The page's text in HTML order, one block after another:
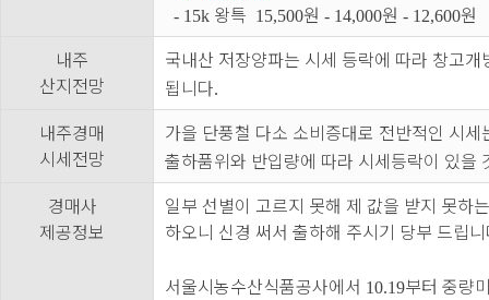
- 15k 왕특 15,500원- 14,000원- 12,600원
내주
산지전망
국내산 저장양파는 시세 등락에 따라 창고
됩니다.
내주경매
시세전망
가을 단풍철 다소 소비증대로 전반적인 시
출하품위와 반입량에 따라 시세등락이 있을
경매사
제공정보
일부 선별이 고르지 못해 제 값을 받지 못하
하오니 신경 써서 출하해 주시기 당부 드립
서울시농수산식품공사에서 10.19부터 중량